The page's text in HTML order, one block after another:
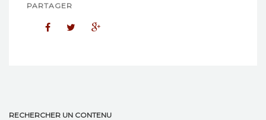
PARTAGER
RECHERCHER UN CONTENU